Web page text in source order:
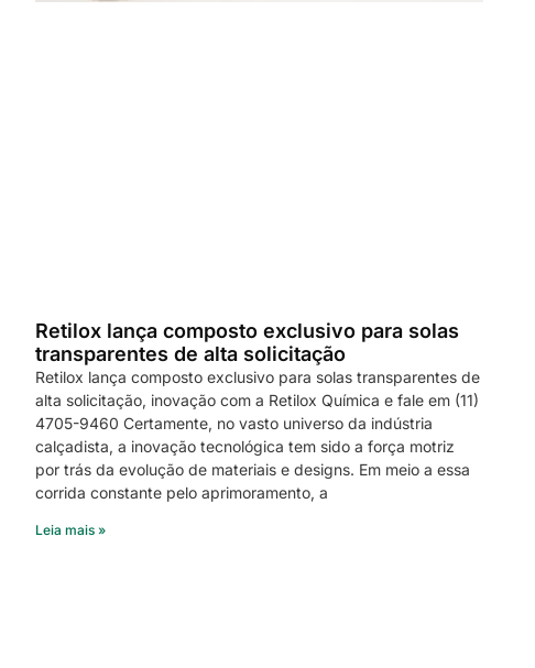
Retilox lança composto exclusivo para solas
transparentes de alta solicitação
Retilox lança composto exclusivo para solas transparentes de
alta solicitação, inovação com a Retilox Química e fale em (11)
4705-9460 Certamente, no vasto universo da indústria
calçadista, a inovação tecnológica tem sido a força motriz
por trás da evolução de materiais e designs. Em meio a essa
corrida constante pelo aprimoramento, a
Leia mais »